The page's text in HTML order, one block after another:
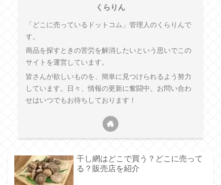
くらりん
「どこに売っているドットコム」管理人のくらりんで
す。
商品を探すときの苦労を解消したいという思いでこの
サイトを運営しています。
皆さんが欲しいものを、簡単に見つけられるよう努力
しています。日々、情報の更新に奮闘中。お問い合わ
せはいつでもお待ちしております！
干し網はどこで買う？どこに売って
る？販売店を紹介